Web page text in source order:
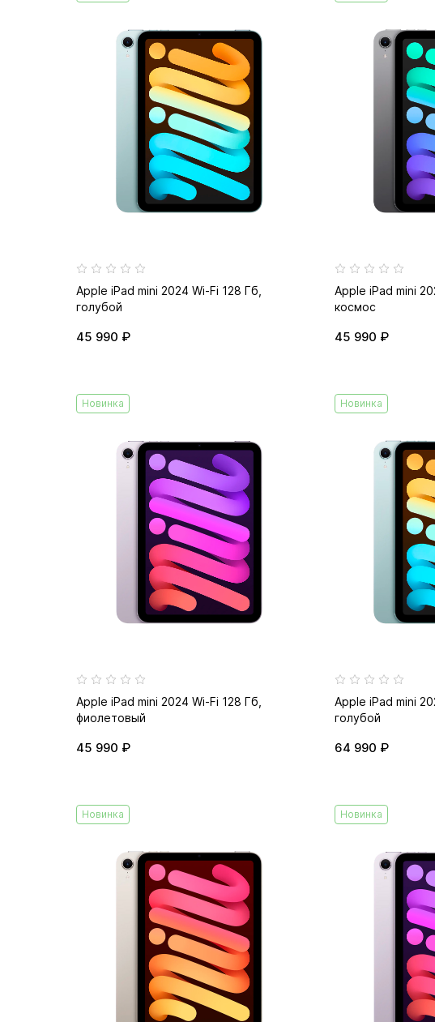
Apple iPad mini 2024 Wi-Fi 128 Гб,
голубой
45 990 ₽
Apple iPad mini
космос
45 990 ₽
Новинка
Apple iPad mini 2024 Wi-Fi 128 Гб,
фиолетовый
45 990 ₽
Новинка
Apple iPad mini
голубой
64 990 ₽
Новинка Новинка